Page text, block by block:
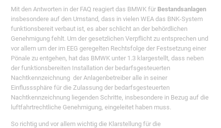
Mit den Antworten in der FAQ reagiert das BMWK für Bestandsanlagen
insbesondere auf den Umstand, dass in vielen WEA das BNK-System
funktionsbereit verbaut ist, es aber schlicht an der behördlichen
Genehmigung fehlt. Um der gesetzlichen Verpflicht zu entsprechen und
vor allem um der im EEG geregelten Rechtsfolge der Festsetzung einer
Pönale zu entgehen, hat das BMWK unter 1.3 klargestellt, dass neben
der funktionsbereiten Installation der bedarfsgesteuerten
Nachtkennzeichnung der Anlagenbetreiber alle in seiner
Einflusssphäre für die Zulassung der bedarfsgesteuerten
Nachtkennzeichnung liegenden Schritte, insbesondere in Bezug auf die
luftfahrtrechtliche Genehmigung, eingeleitet haben muss.
So richtig und vor allem wichtig die Klarstellung für die